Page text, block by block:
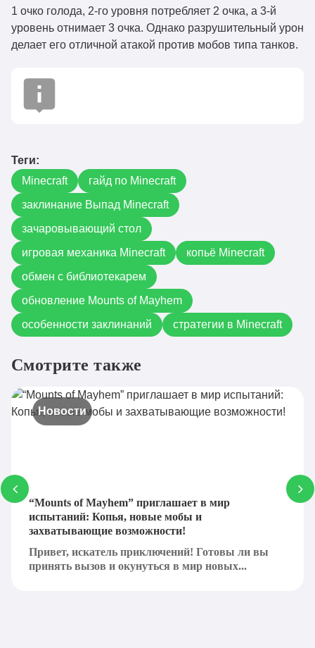
1 очко голода, 2-го уровня потребляет 2 очка, а 3-й
уровень отнимает 3 очка. Однако разрушительный урон
делает его отличной атакой против мобов типа танков.
Теги:
Minecraft
гайд по Minecraft
заклинание Выпад Minecraft
зачаровывающий стол
игровая механика Minecraft
копьё Minecraft
обмен с библиотекарем
обновление Mounts of Mayhem
особенности заклинаний
стратегии в Minecraft
Смотрите также
Новости
“Mounts of Mayhem” приглашает в мир
испытаний: Копья, новые мобы и
захватывающие возможности!
Привет, искатель приключений! Готовы ли вы
принять вызов и окунуться в мир новых...